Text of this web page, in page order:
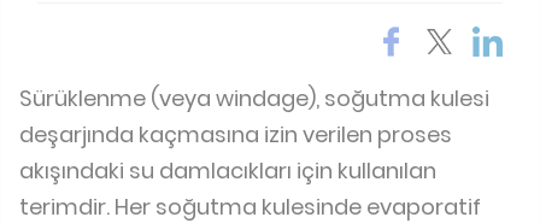
Sürüklenme (veya windage), soğutma kulesi
deşarjında ​​kaçmasına izin verilen proses
akışındaki su damlacıkları için kullanılan
terimdir. Her soğutma kulesinde evaporatif